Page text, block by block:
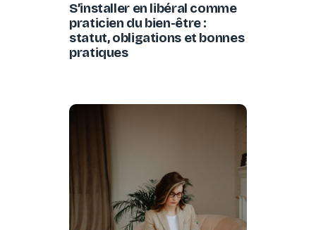
S’installer en libéral comme
praticien du bien-être :
statut, obligations et bonnes
pratiques